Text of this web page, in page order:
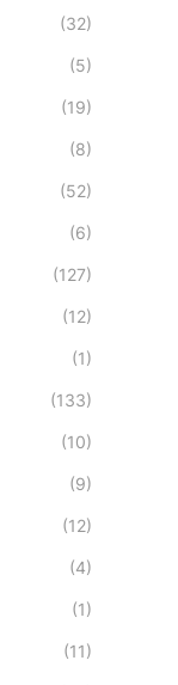
(32)
(5)
(19)
(8)
(52)
(6)
(127)
(12)
(1)
(133)
(10)
(9)
(12)
(4)
(1)
(11)